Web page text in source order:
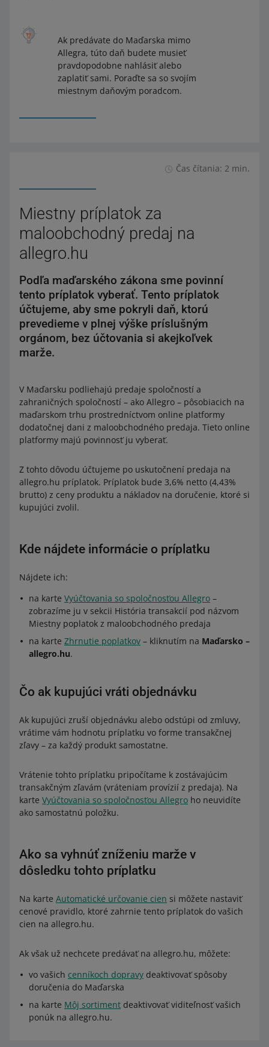
Ak predávate do Maďarska mimo
Allegra, túto daň budete musieť
pravdopodobne nahlásiť alebo
zaplatiť sami. Poraďte sa so svojím
miestnym daňovým poradcom.
Čas čítania: 2 min.
Miestny príplatok za
maloobchodný predaj na
allegro.hu
Podľa maďarského zákona sme povinní
tento príplatok vyberať. Tento príplatok
účtujeme, aby sme pokryli daň, ktorú
prevedieme v plnej výške príslušným
orgánom, bez účtovania si akejkoľvek
marže.
V Maďarsku podliehajú predaje spoločností a
zahraničných spoločností – ako Allegro – pôsobiacich na
maďarskom trhu prostredníctvom online platformy
dodatočnej dani z maloobchodného predaja. Tieto online
platformy majú povinnosť ju vyberať.
Z tohto dôvodu účtujeme po uskutočnení predaja na
allegro.hu príplatok. Príplatok bude 3,6% netto (4,43%
brutto) z ceny produktu a nákladov na doručenie, ktoré si
kupujúci zvolil.
Kde nájdete informácie o príplatku
Nájdete ich:
na karte Vyúčtovania so spoločnosťou Allegro –
zobrazíme ju v sekcii História transakcií pod názvom
Miestny poplatok z maloobchodného predaja
na karte Zhrnutie poplatkov – kliknutím na Maďarsko –
allegro.hu.
Čo ak kupujúci vráti objednávku
Ak kupujúci zruší objednávku alebo odstúpi od zmluvy,
vrátime vám hodnotu príplatku vo forme transakčnej
zľavy – za každý produkt samostatne.
Vrátenie tohto príplatku pripočítame k zostávajúcim
transakčným zľavám (vráteniam provízií z predaja). Na
karte Vyúčtovania so spoločnosťou Allegro ho neuvidíte
ako samostatnú položku.
Ako sa vyhnúť zníženiu marže v
dôsledku tohto príplatku
Na karte Automatické určovanie cien si môžete nastaviť
cenové pravidlo, ktoré zahrnie tento príplatok do vašich
cien na allegro.hu.
Ak však už nechcete predávať na allegro.hu, môžete:
vo vašich cenníkoch dopravy deaktivovať spôsoby
doručenia do Maďarska
na karte Môj sortiment deaktivovať viditeľnosť vašich
ponúk na allegro.hu.